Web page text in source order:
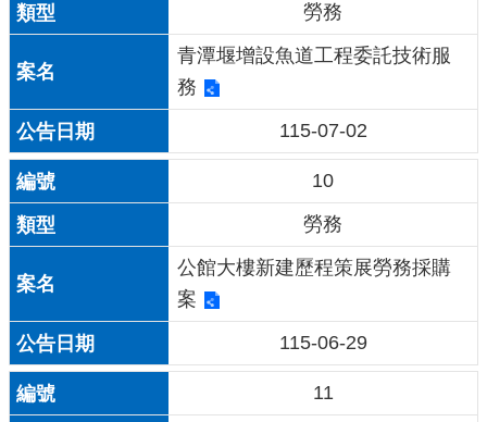
勞務
青潭堰增設魚道工程委託技術服
務
115-07-02
10
勞務
公館大樓新建歷程策展勞務採購
案
115-06-29
11